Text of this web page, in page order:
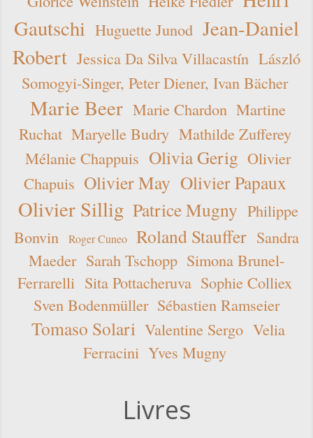
Gautschi Huguette Junod Jean-Daniel
Robert Jessica Da Silva Villacastín László
Somogyi-Singer, Peter Diener, Ivan Bächer
Marie Beer Marie Chardon Martine
Ruchat Maryelle Budry Mathilde Zufferey
Mélanie Chappuis Olivia Gerig Olivier
Chapuis Olivier May Olivier Papaux
Olivier Sillig Patrice Mugny Philippe
Bonvin
Roger Cuneo Roland Stauffer Sandra
Maeder Sarah Tschopp Simona Brunel-
Ferrarelli Sita Pottacheruva Sophie Colliex
Sven Bodenmüller Sébastien Ramseier
Tomaso Solari Valentine Sergo Velia
Ferracini Yves Mugny
Livres